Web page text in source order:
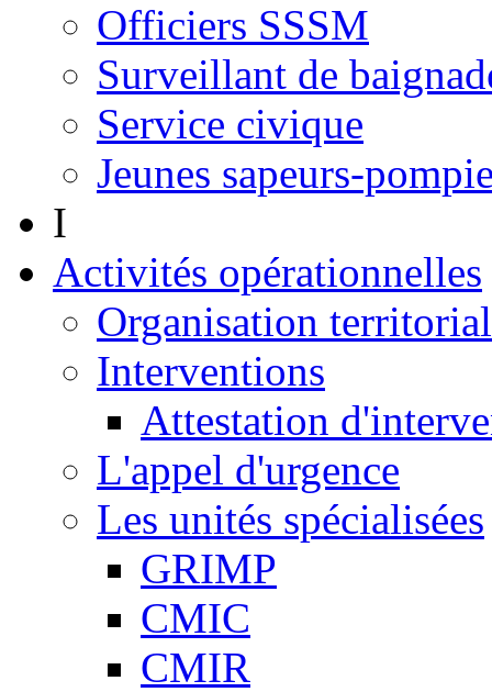
Officiers SSSM
Surveillant de
Service civique
Jeunes sapeurs-
I
Activités opérationnelles
Organisation
Interventions
Attestation
L'appel d'urgence
Les unités spécialisées
GRIMP
CMIC
CMIR